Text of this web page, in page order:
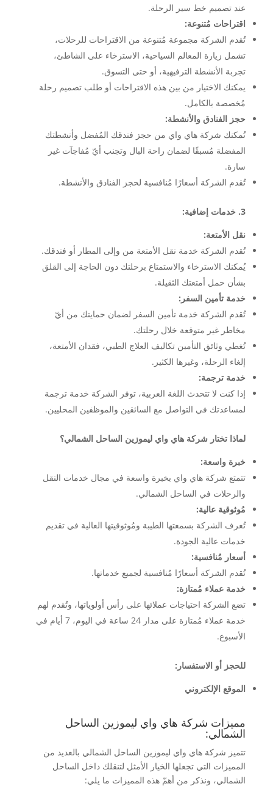
عند تصميم خط سير الرحلة.
اقتراحات مُتنوعة:
تُقدم الشركة مجموعة مُتنوعة من الاقتراحات للرحلات،
تشمل زيارة المعالم السياحية، الاسترخاء على الشاطئ،
تجربة الأنشطة الترفيهية، أو حتى التسوق.
يمكنك الاختيار من بين هذه الاقتراحات أو طلب تصميم رحلة
مُخصصة بالكامل.
حجز الفنادق والأنشطة:
تُمكنك شركة هاي واي من حجز فندقك المُفضل وأنشطتك
المفضلة مُسبقًا لضمان راحة البال وتجنب أيّ مُفاجآت غير
سارة.
تُقدم الشركة أسعارًا مُنافسية لحجز الفنادق والأنشطة.
3. خدمات إضافية:
نقل الأمتعة:
تُقدم الشركة خدمة نقل الأمتعة من وإلى المطار أو فندقك.
يُمكنك الاسترخاء والاستمتاع برحلتك دون الحاجة إلى القلق
بشأن حمل أمتعتك الثقيلة.
خدمة تأمين السفر:
تُقدم الشركة خدمة تأمين السفر لضمان حمايتك من أيّ
مخاطر غير متوقعة خلال رحلتك.
تُغطي وثائق التأمين تكاليف العلاج الطبي، فقدان الأمتعة،
إلغاء الرحلة، وغيرها الكثير.
خدمة ترجمة:
إذا كنت لا تتحدث اللغة العربية، توفر الشركة خدمة ترجمة
لمساعدتك في التواصل مع السائقين والموظفين المحليين.
لماذا تختار شركة هاي واي ليموزين الساحل الشمالي؟
خبرة واسعة:
تتمتع شركة هاي واي بخبرة واسعة في مجال خدمات النقل
والرحلات في الساحل الشمالي.
مُوثوقية عالية:
تُعرف الشركة بسمعتها الطيبة ومُوثوقيتها العالية في تقديم
خدمات عالية الجودة.
أسعار مُنافسية:
تُقدم الشركة أسعارًا مُنافسية لجميع خدماتها.
خدمة عملاء مُمتازة:
تضع الشركة احتياجات عملائها على رأس أولوياتها، وتُقدم لهم
خدمة عملاء مُمتازة على مدار 24 ساعة في اليوم، 7 أيام في
الأسبوع.
للحجز أو الاستفسار:
الموقع الإلكتروني
مميزات شركة هاي واي ليموزين الساحل
الشمالي:
تتميز شركة هاي واي ليموزين الساحل الشمالي بالعديد من
المميزات التي تجعلها الخيار الأمثل لتنقلك داخل الساحل
الشمالي، ونذكر من أهمّ هذه المميزات ما يلي: